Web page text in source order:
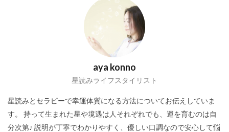
aya konno
星読みライフスタイリスト
星読みとセラピーで幸運体質になる方法についてお伝えしていま
す。 持って生まれた星や境遇は人それぞれでも、運を育むのは自
分次第♪ 説明が丁寧でわかりやすく、優しい口調なので安心して悩